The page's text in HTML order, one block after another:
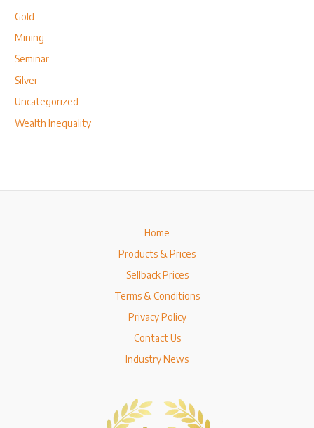
Gold
Mining
Seminar
Silver
Uncategorized
Wealth Inequality
Home
Products & Prices
Sellback Prices
Terms & Conditions
Privacy Policy
Contact Us
Industry News